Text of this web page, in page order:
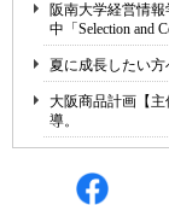
阪南大学経営情
中「Selection and
夏に成長したい方
大阪商品計画【
導。